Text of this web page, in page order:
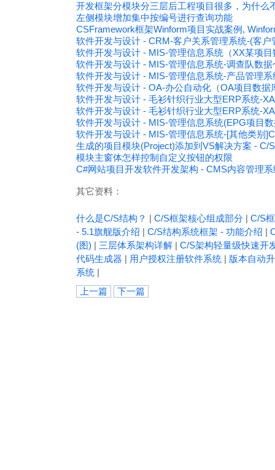
开发框架分模块分三层后工程项目很多，为什么
左侧模块增加集中按编号进行查询功能
CSFramework框架Winform项目实战案例,
软件开发与设计 - CRM-客户关系管理系统-(客户
软件开发与设计 - MIS-管理信息系统（XX某项
软件开发与设计 - MIS-管理信息系统-调查队数
软件开发与设计 - MIS-管理信息系统-产品管理
软件开发与设计 - OA-办公自动化（OA项目数据
软件开发与设计 - 毛衫针织行业大型ERP系统-
软件开发与设计 - 毛衫针织行业大型ERP系统-
软件开发与设计 - MIS-管理信息系统(EPG项目
软件开发与设计 - MIS-管理信息系统-[其他类别
生成的项目模块(Project)添加到VS解决方案 - C/
模块主窗体怎样控制自定义按钮的权限
C#网站项目开发软件开发架构 - CMS内容管理系
其它资料：
什么是C/S结构？ | C/S框架核心组成部分 | C/S
- 5.1旗舰版介绍 | C/S结构系统框架 - 功能介绍 |
(图) | 三层体系架构详解 | C/S架构轻量级快速开
代码生成器 | 用户授权注册软件系统 | 版本自动
系统 |
上一篇
下一篇